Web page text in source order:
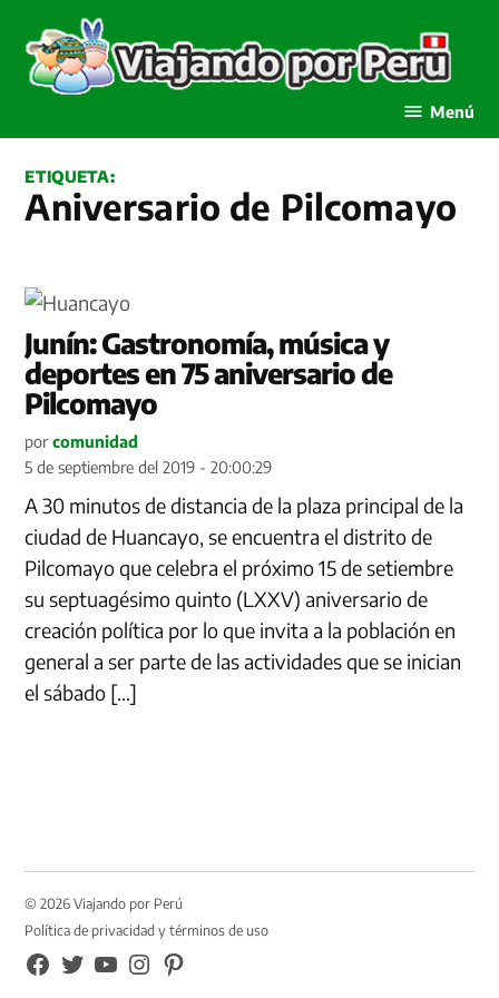
contenido
Menú
ETIQUETA:
Aniversario de Pilcomayo
Junín: Gastronomía, música y
deportes en 75 aniversario de
Pilcomayo
por comunidad
5 de septiembre del 2019 - 20:00:29
A 30 minutos de distancia de la plaza principal de la
ciudad de Huancayo, se encuentra el distrito de
Pilcomayo que celebra el próximo 15 de setiembre
su septuagésimo quinto (LXXV) aniversario de
creación política por lo que invita a la población en
general a ser parte de las actividades que se inician
el sábado […]
© 2026 Viajando por Perú
Política de privacidad y términos de uso
FB
TW YouTubeInstagramPinterest